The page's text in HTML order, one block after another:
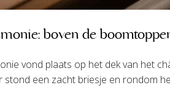
boven de
vond plaats op het dek van het
stond een zacht briesje en rondom